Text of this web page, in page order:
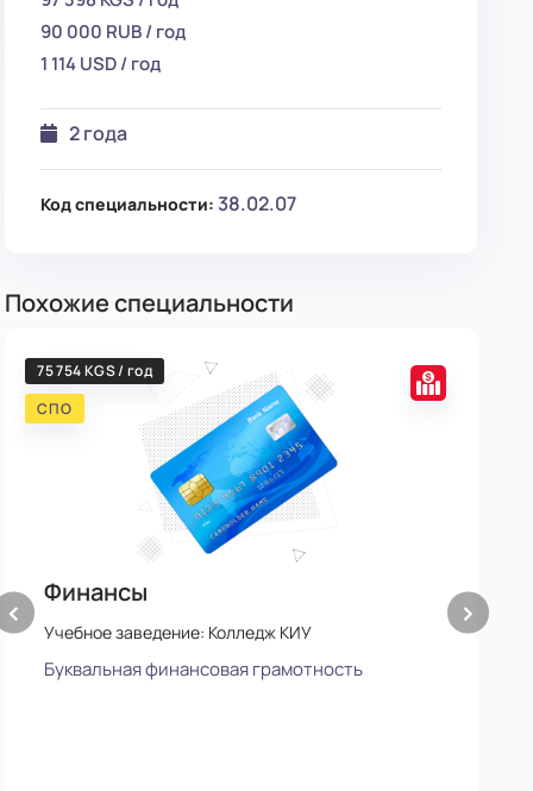
90 000 RUB / год
1 114 USD / год
2 года
Код специальности: 38.02.07
Похожие специальности
‹
75 754 KGS / год
СПО
Финансы
Учебное заведение: Колледж КИУ
Буквальная финансовая грамотность
›